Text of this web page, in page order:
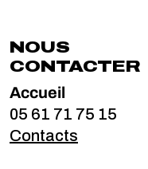
NOUS
CONTACTER
Accueil
05 61 71 75 15
Contacts